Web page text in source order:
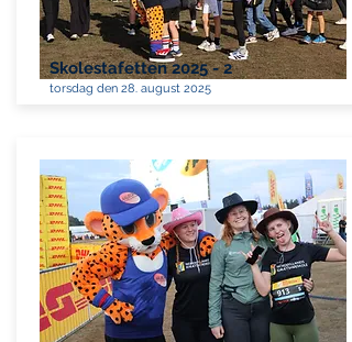
Skolestafetten 2025 - 2
torsdag den 28. august 2025